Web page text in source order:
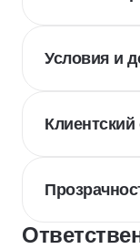
Условия и